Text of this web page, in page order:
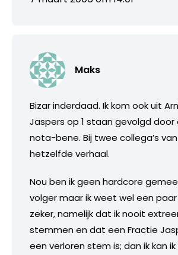
Maks
Bizar inderdaad. Ik kom ook uit
Jaspers op 1 staan gevolgd door
nota-bene. Bij twee collega’s
hetzelfde verhaal.
Nou ben ik geen hardcore
volger maar ik weet wel een
zeker, namelijk dat ik nooit
stemmen en dat een Fractie
een verloren stem is; dan ik kan